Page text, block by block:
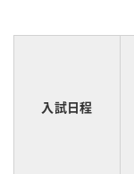
入試日程